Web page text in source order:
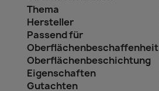
Thema
Hersteller
Passend für
Oberflächenbeschaffenheit
Oberflächenbeschichtung
Eigenschaften
Gutachten